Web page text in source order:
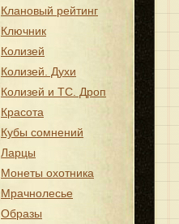
Клановый рейтинг
Ключник
Колизей
Колизей. Духи
Колизей и ТС. Дроп
Красота
Кубы сомнений
Ларцы
Монеты охотника
Мрачнолесье
Образы